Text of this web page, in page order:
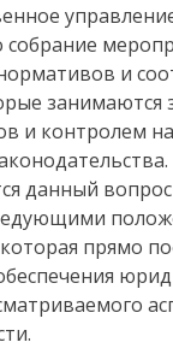
собрание
и
занимаются
и контролем
данный
прямо